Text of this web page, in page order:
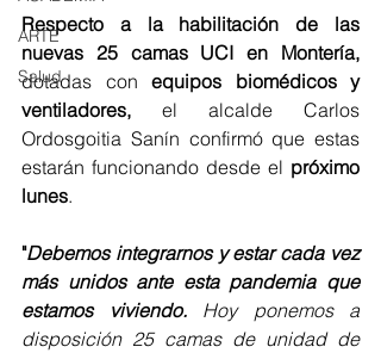
ARTE
Salud
Respecto a la habilitación de las
nuevas 25 camas UCI en Montería,
dotadas con equipos biomédicos y
ventiladores, el alcalde Carlos
Ordosgoitia Sanín confirmó que estas
estarán funcionando desde el próximo
lunes.
"Debemos integrarnos y estar cada vez
más unidos ante esta pandemia que
estamos viviendo. Hoy ponemos a
disposición 25 camas de unidad de